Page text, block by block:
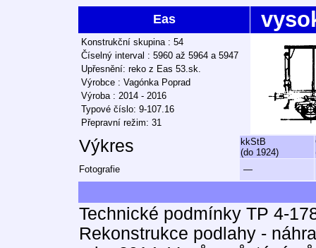
Eas
Konstrukční skupina : 54
Číselný interval : 5960 až 5964 a 5947
Upřesnění: reko z Eas 53.sk.
Výrobce : Vagónka Poprad
Výroba : 2014 - 2016
Typové číslo: 9-107.16
Přepravní režim: 31
Výkres
kkStB
(do 1924)
Fotografie
—
Technické podmínky TP 4-
Rekonstrukce podlahy -